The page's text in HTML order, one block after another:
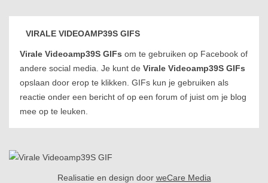
VIRALE VIDEOAMP39S GIFS
Virale Videoamp39S GIFs om te gebruiken op Facebook of
andere social media. Je kunt de Virale Videoamp39S GIFs
opslaan door erop te klikken. GIFs kun je gebruiken als
reactie onder een bericht of op een forum of juist om je blog
mee op te leuken.
Realisatie en design door weCare Media